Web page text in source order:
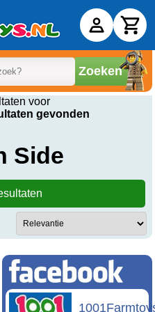
Zoeken
voor
gevonden
Side